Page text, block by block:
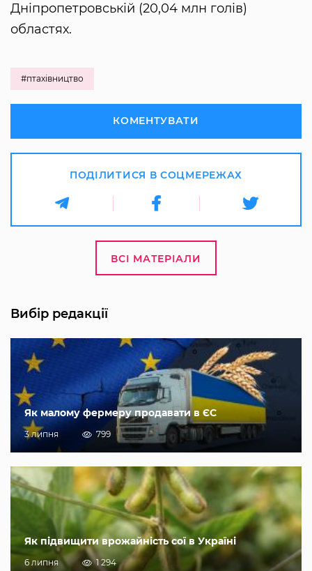
Дніпропетровській (20,04 млн голів)
областях.
#птахівництво
КОМЕНТУВАТИ
ПОДІЛИТИСЯ В СОЦМЕРЕЖАХ
ВСІ МАТЕРІАЛИ
Вибір редакції
Як малому фермеру продавати в ЄС
3 липня 799
Як підвищити врожайність сої в Україні
6 липня 1 294